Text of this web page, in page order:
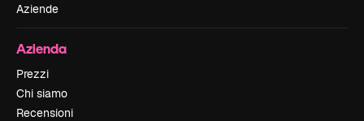
Aziende
Azienda
Prezzi
Chi siamo
Recensioni